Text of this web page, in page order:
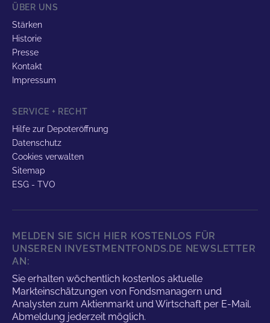
ÜBER UNS
Stärken
Historie
Presse
Kontakt
Impressum
SERVICE + RECHT
Hilfe zur Depoteröffnung
Datenschutz
Cookies verwalten
Sitemap
ESG - TVO
MELDEN SIE SICH HIER KOSTENLOS FÜR
UNSEREN INVESTMENTFONDS.DE NEWSLETTER
AN:
Sie erhalten wöchentlich kostenlos aktuelle
Markteinschätzungen von Fondsmanagern und
Analysten zum Aktienmarkt und Wirtschaft per E-Mail.
Abmeldung jederzeit möglich.